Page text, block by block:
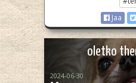
Jaa
oletko
2024-06-30